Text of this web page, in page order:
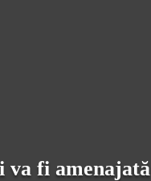
va fi amenajată